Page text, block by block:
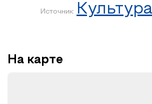
Источник:
На карте